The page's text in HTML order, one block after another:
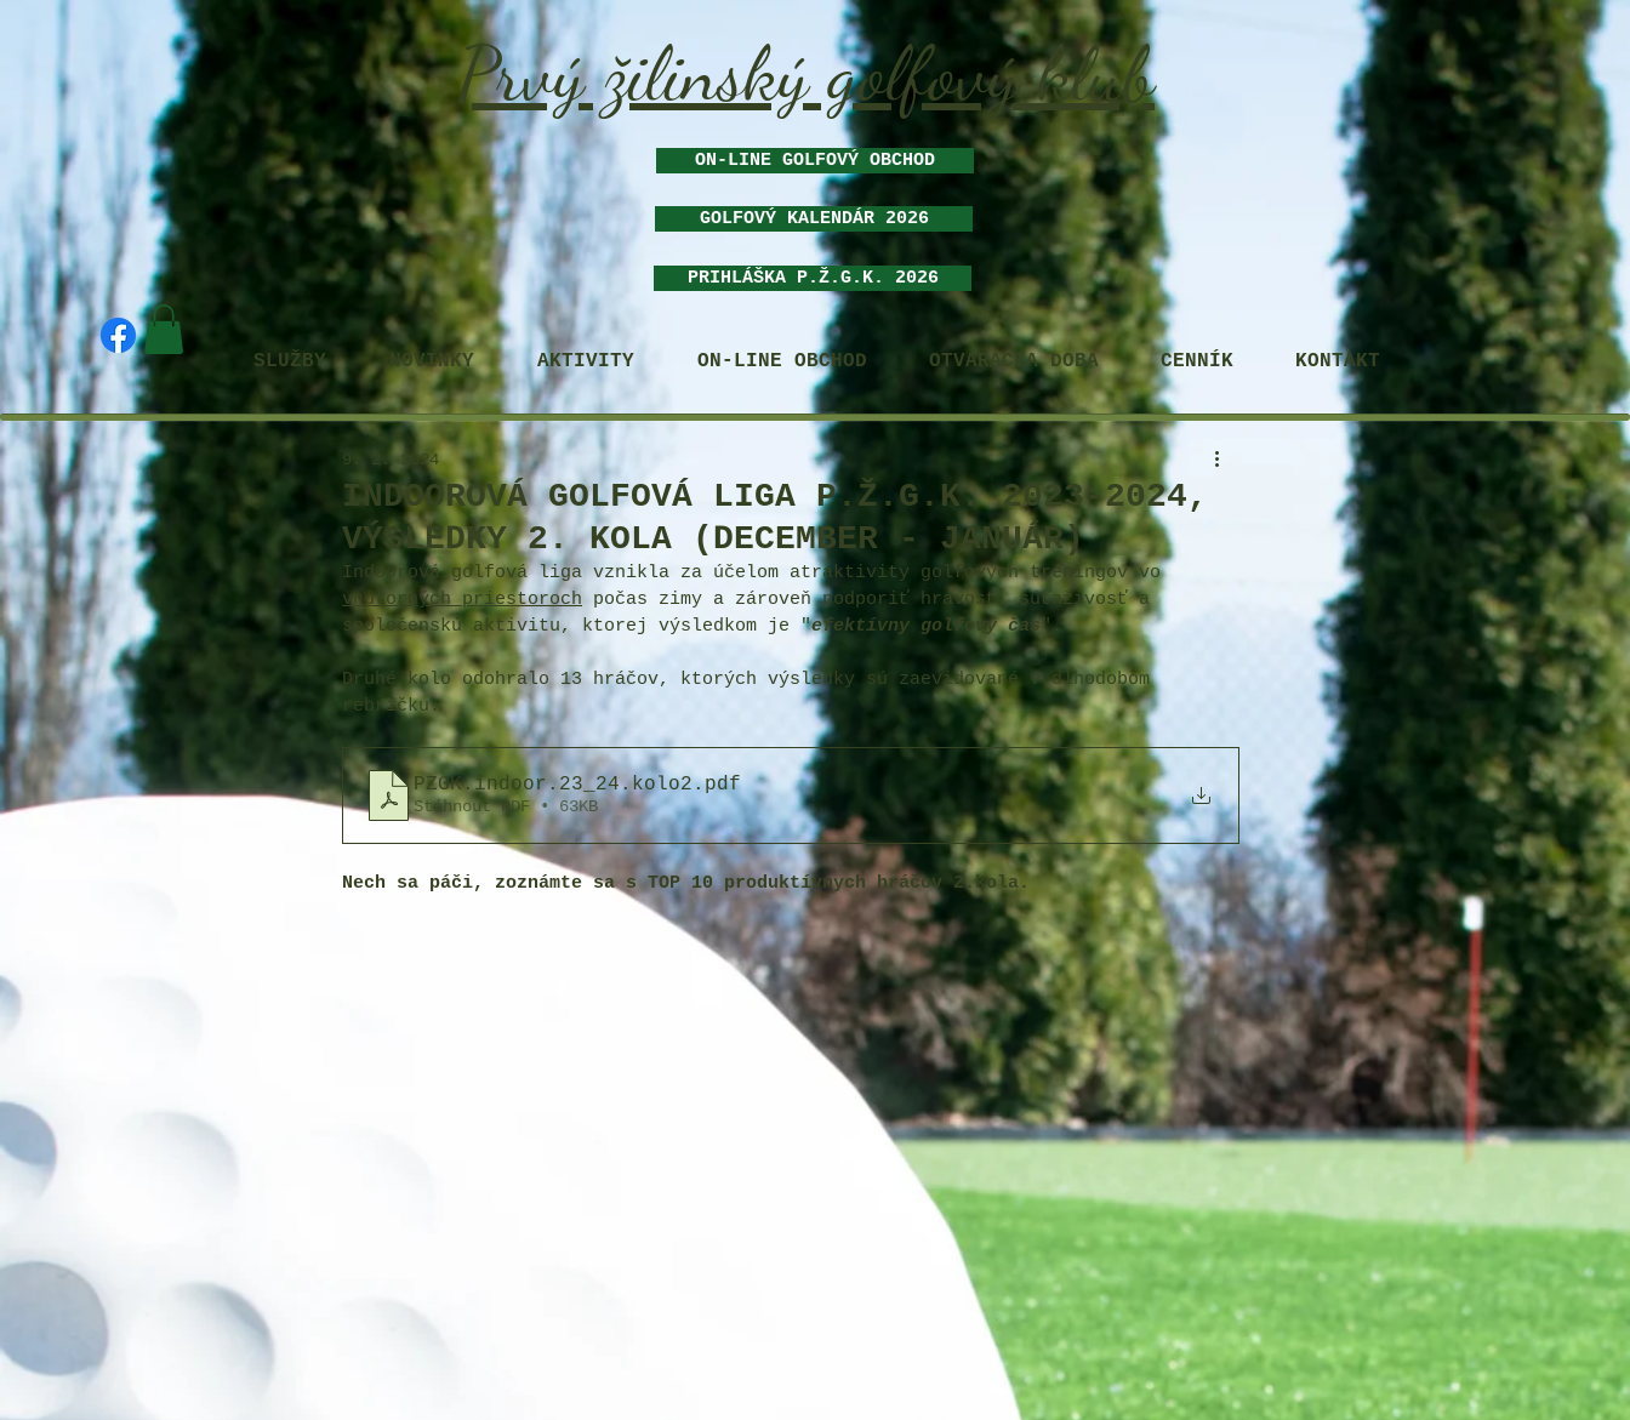
Prvý žilinský golfový klub
ON-LINE GOLFOVÝ OBCHOD
GOLFOVÝ KALENDÁR 2026
PRIHLÁŠKA P.Ž.G.K. 2026
SLUŽBY NOVINKY AKTIVITY ON-LINE OBCHOD OTVÁRACIA DOBA CENNÍK KONTAKT
INDOOROVÁ GOLFOVÁ LIGA P.Ž.G.K. 2023-2024,
VÝSLEDKY 2. KOLA (DECEMBER - JANUÁR)
9. 2. 2024
Indoorová golfová liga vznikla za účelom atraktivity golfových tréningov vo
vnútorných priestoroch počas zimy a zároveň podporiť hravosť, súťaživosť a
spoločenskú aktivitu, ktorej výsledkom je "efektívny golfový čas ".
Druhé kolo odohralo 13 hráčov, ktorých výsledky sú zaevidované v dlhodobom
rebríčku.
PZGK.indoor.23_24.kolo2.pdf
Stáhnout PDF • 63KB
Nech sa páči, zoznámte sa s TOP 10 produktívnych hráčov 2.kola.